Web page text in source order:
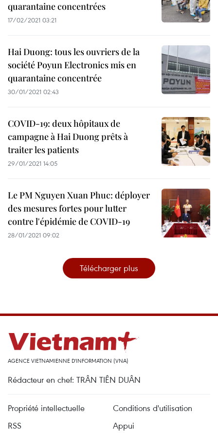
quarantaine concentrées
17/02/2021 03:21
Hai Duong: tous les ouvriers de la
société Poyun Electronics mis en
quarantaine concentrée
30/01/2021 02:43
COVID-19: deux hôpitaux de
campagne à Hai Duong prêts à
traiter les patients
29/01/2021 14:05
Le PM Nguyen Xuan Phuc: déployer
des mesures fortes pour lutter
contre l'épidémie de COVID-19
28/01/2021 09:02
Télécharger plus
AGENCE VIETNAMIENNE D'INFORMATION (VNA)
Rédacteur en chef: TRÂN TIÊN DUÂN
Propriété intellectuelle
Conditions d'utilisation
RSS
Appui